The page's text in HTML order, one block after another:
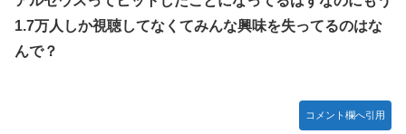
1.7万人しか視聴してなくてみんな興味を失ってるのはな
んで？
コメント欄へ引用